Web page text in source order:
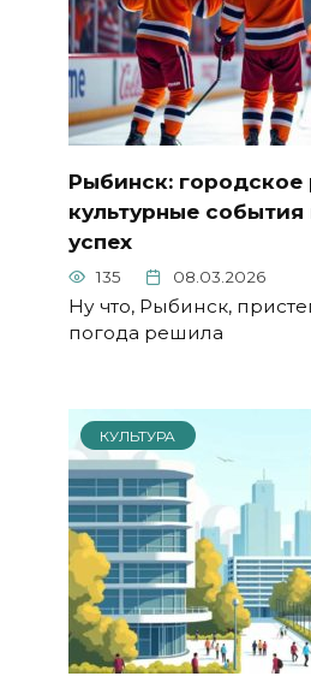
Рыбинск: городское
культурные
успех
135 08.03.2026
Ну что, Рыбинск,
погода решила
КУЛЬТУРА